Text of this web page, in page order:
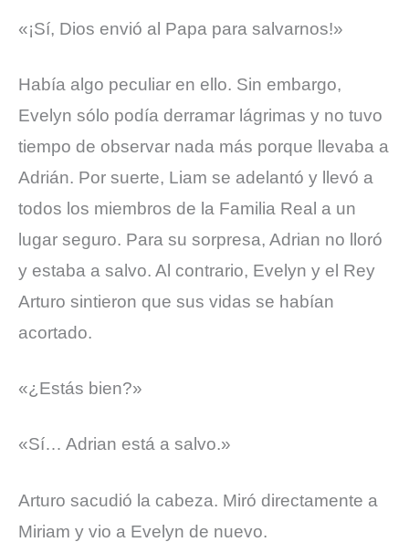
«¡Sí, Dios envió al Papa para salvarnos!»
Había algo peculiar en ello. Sin embargo,
Evelyn sólo podía derramar lágrimas y no tuvo
tiempo de observar nada más porque llevaba a
Adrián. Por suerte, Liam se adelantó y llevó a
todos los miembros de la Familia Real a un
lugar seguro. Para su sorpresa, Adrian no lloró
y estaba a salvo. Al contrario, Evelyn y el Rey
Arturo sintieron que sus vidas se habían
acortado.
«¿Estás bien?»
«Sí… Adrian está a salvo.»
Arturo sacudió la cabeza. Miró directamente a
Miriam y vio a Evelyn de nuevo.